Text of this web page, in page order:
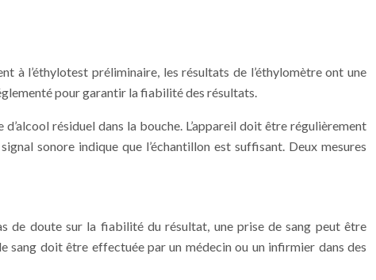
à l’éthylotest préliminaire, les résultats de l’éthylomètre ont une
pour garantir la fiabilité des résultats.
résiduel dans la bouche. L’appareil doit être régulièrement
sonore indique que l’échantillon est suffisant. Deux mesures
de doute sur la fiabilité du résultat, une prise de sang peut être
sang doit être effectuée par un médecin ou un infirmier dans des